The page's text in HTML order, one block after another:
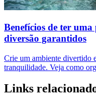
Benefícios de ter uma
diversão garantidos
Crie um ambiente divertido
tranquilidade. Veja como
Links